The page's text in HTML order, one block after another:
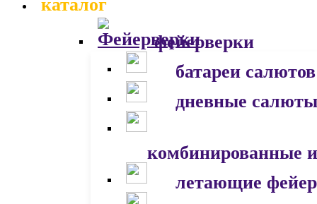
каталог
фейерверки
батареи салютов
дневные салюты
комбинированные
летающие